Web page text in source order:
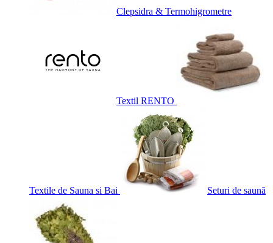
Clepsidra & Termohigrometre
Textil RENTO
Textile de Sauna si Bai Seturi de saună